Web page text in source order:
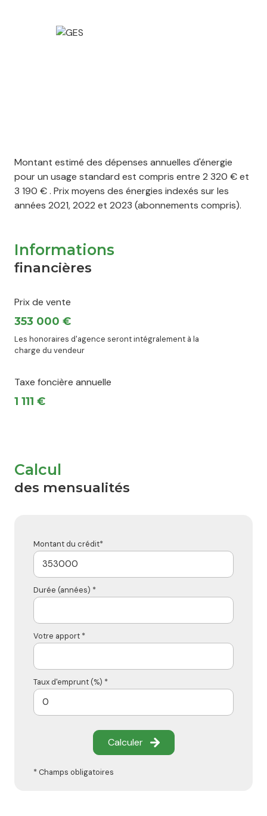
Montant estimé des dépenses annuelles d'énergie
pour un usage standard est compris entre 2 320 € et
3 190 € . Prix moyens des énergies indexés sur les
années 2021, 2022 et 2023 (abonnements compris).
Informations
financières
Prix de vente
353 000 €
Les honoraires d'agence seront intégralement à la
charge du vendeur
Taxe foncière annuelle
1 111 €
Calcul
des mensualités
Montant du crédit*
Durée (années) *
Votre apport *
Taux d'emprunt (%) *
Calculer
* Champs obligatoires